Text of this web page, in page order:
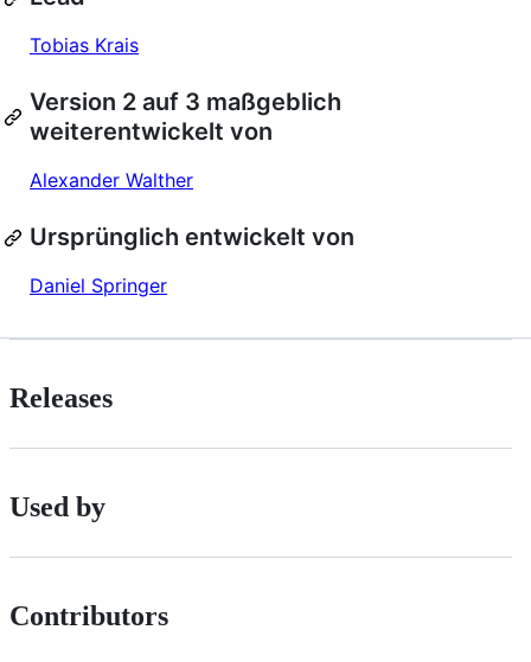
Tobias Krais
Version 2 auf 3 maßgeblich
weiterentwickelt von
Alexander Walther
Ursprünglich entwickelt von
Daniel Springer
Releases
Used by
Contributors